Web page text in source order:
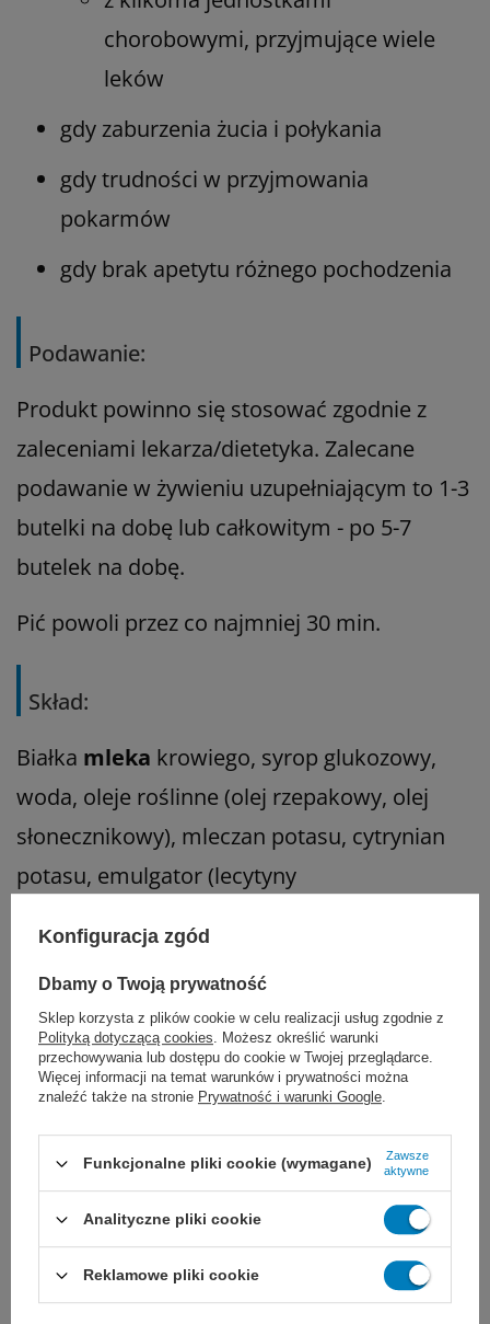
chorobowymi, przyjmujące wiele
leków
gdy zaburzenia żucia i połykania
gdy trudności w przyjmowania
pokarmów
gdy brak apetytu różnego pochodzenia
Podawanie:
Produkt powinno się stosować zgodnie z
zaleceniami lekarza/dietetyka. Zalecane
podawanie w żywieniu uzupełniającym to 1-3
butelki na dobę lub całkowitym - po 5-7
butelek na dobę.
Pić powoli przez co najmniej 30 min.
Skład:
Białka mleka krowiego, syrop glukozowy,
woda, oleje roślinne (olej rzepakowy, olej
słonecznikowy), mleczan potasu, cytrynian
potasu, emulgator (lecytyny
wodorofosforan magnezu, chlorek choliny,
aromat, cytrynian sodu, L-askorbinian sodu,
chlorek sodu, chlorek potasu, mleczan
żelaza(II), siarczan cynku, glukonian
miedzi(II), siarczan manganu, nikotynamid,
octan DL-alfa-tokoferylu, D-pantotenian
wapnia, cholekalcyferol, chlorowodorek
tiaminy, chlorowodorek pirydoksyny,
ryboflawina, octan retinylu, fluorek sodu,
chlorek chromu(III), kwas
Konfiguracja zgód
Dbamy o Twoją prywatność
Sklep korzysta z plików cookie w celu realizacji usług zgodnie z
Polityką dotyczącą cookies. Możesz określić warunki
przechowywania lub dostępu do cookie w Twojej przeglądarce.
Więcej informacji na temat warunków i prywatności można
znaleźć także na stronie Prywatność i warunki Google.
Funkcjonalne pliki cookie (wymagane)
Zawsze
aktywne
Analityczne pliki cookie
Reklamowe pliki cookie